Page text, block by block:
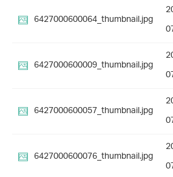
6427000600064_thumbnail.jpg
6427000600009_thumbnail.jpg
6427000600057_thumbnail.jpg
6427000600076_thumbnail.jpg